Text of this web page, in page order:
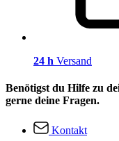
24 h Versand
Benötigst du Hilfe zu
gerne deine Fragen.
Kontakt